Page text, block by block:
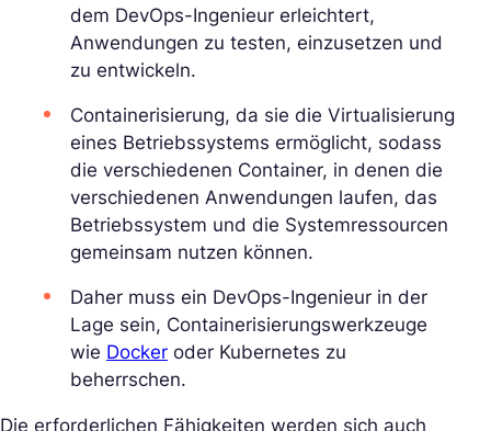
dem DevOps-Ingenieur erleichtert,
Anwendungen zu testen, einzusetzen und
zu entwickeln.
Containerisierung, da sie die Virtualisierung
eines Betriebssystems ermöglicht, sodass
die verschiedenen Container, in denen die
verschiedenen Anwendungen laufen, das
Betriebssystem und die Systemressourcen
gemeinsam nutzen können.
Daher muss ein DevOps-Ingenieur in der
Lage sein, Containerisierungswerkzeuge
wie Docker oder Kubernetes zu
beherrschen.
Die erforderlichen Fähigkeiten werden sich auch